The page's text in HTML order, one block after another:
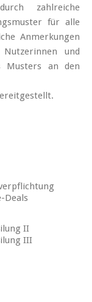
zahlreiche
für alle
Anmerkungen
und
Musters an den
Deals
II
III